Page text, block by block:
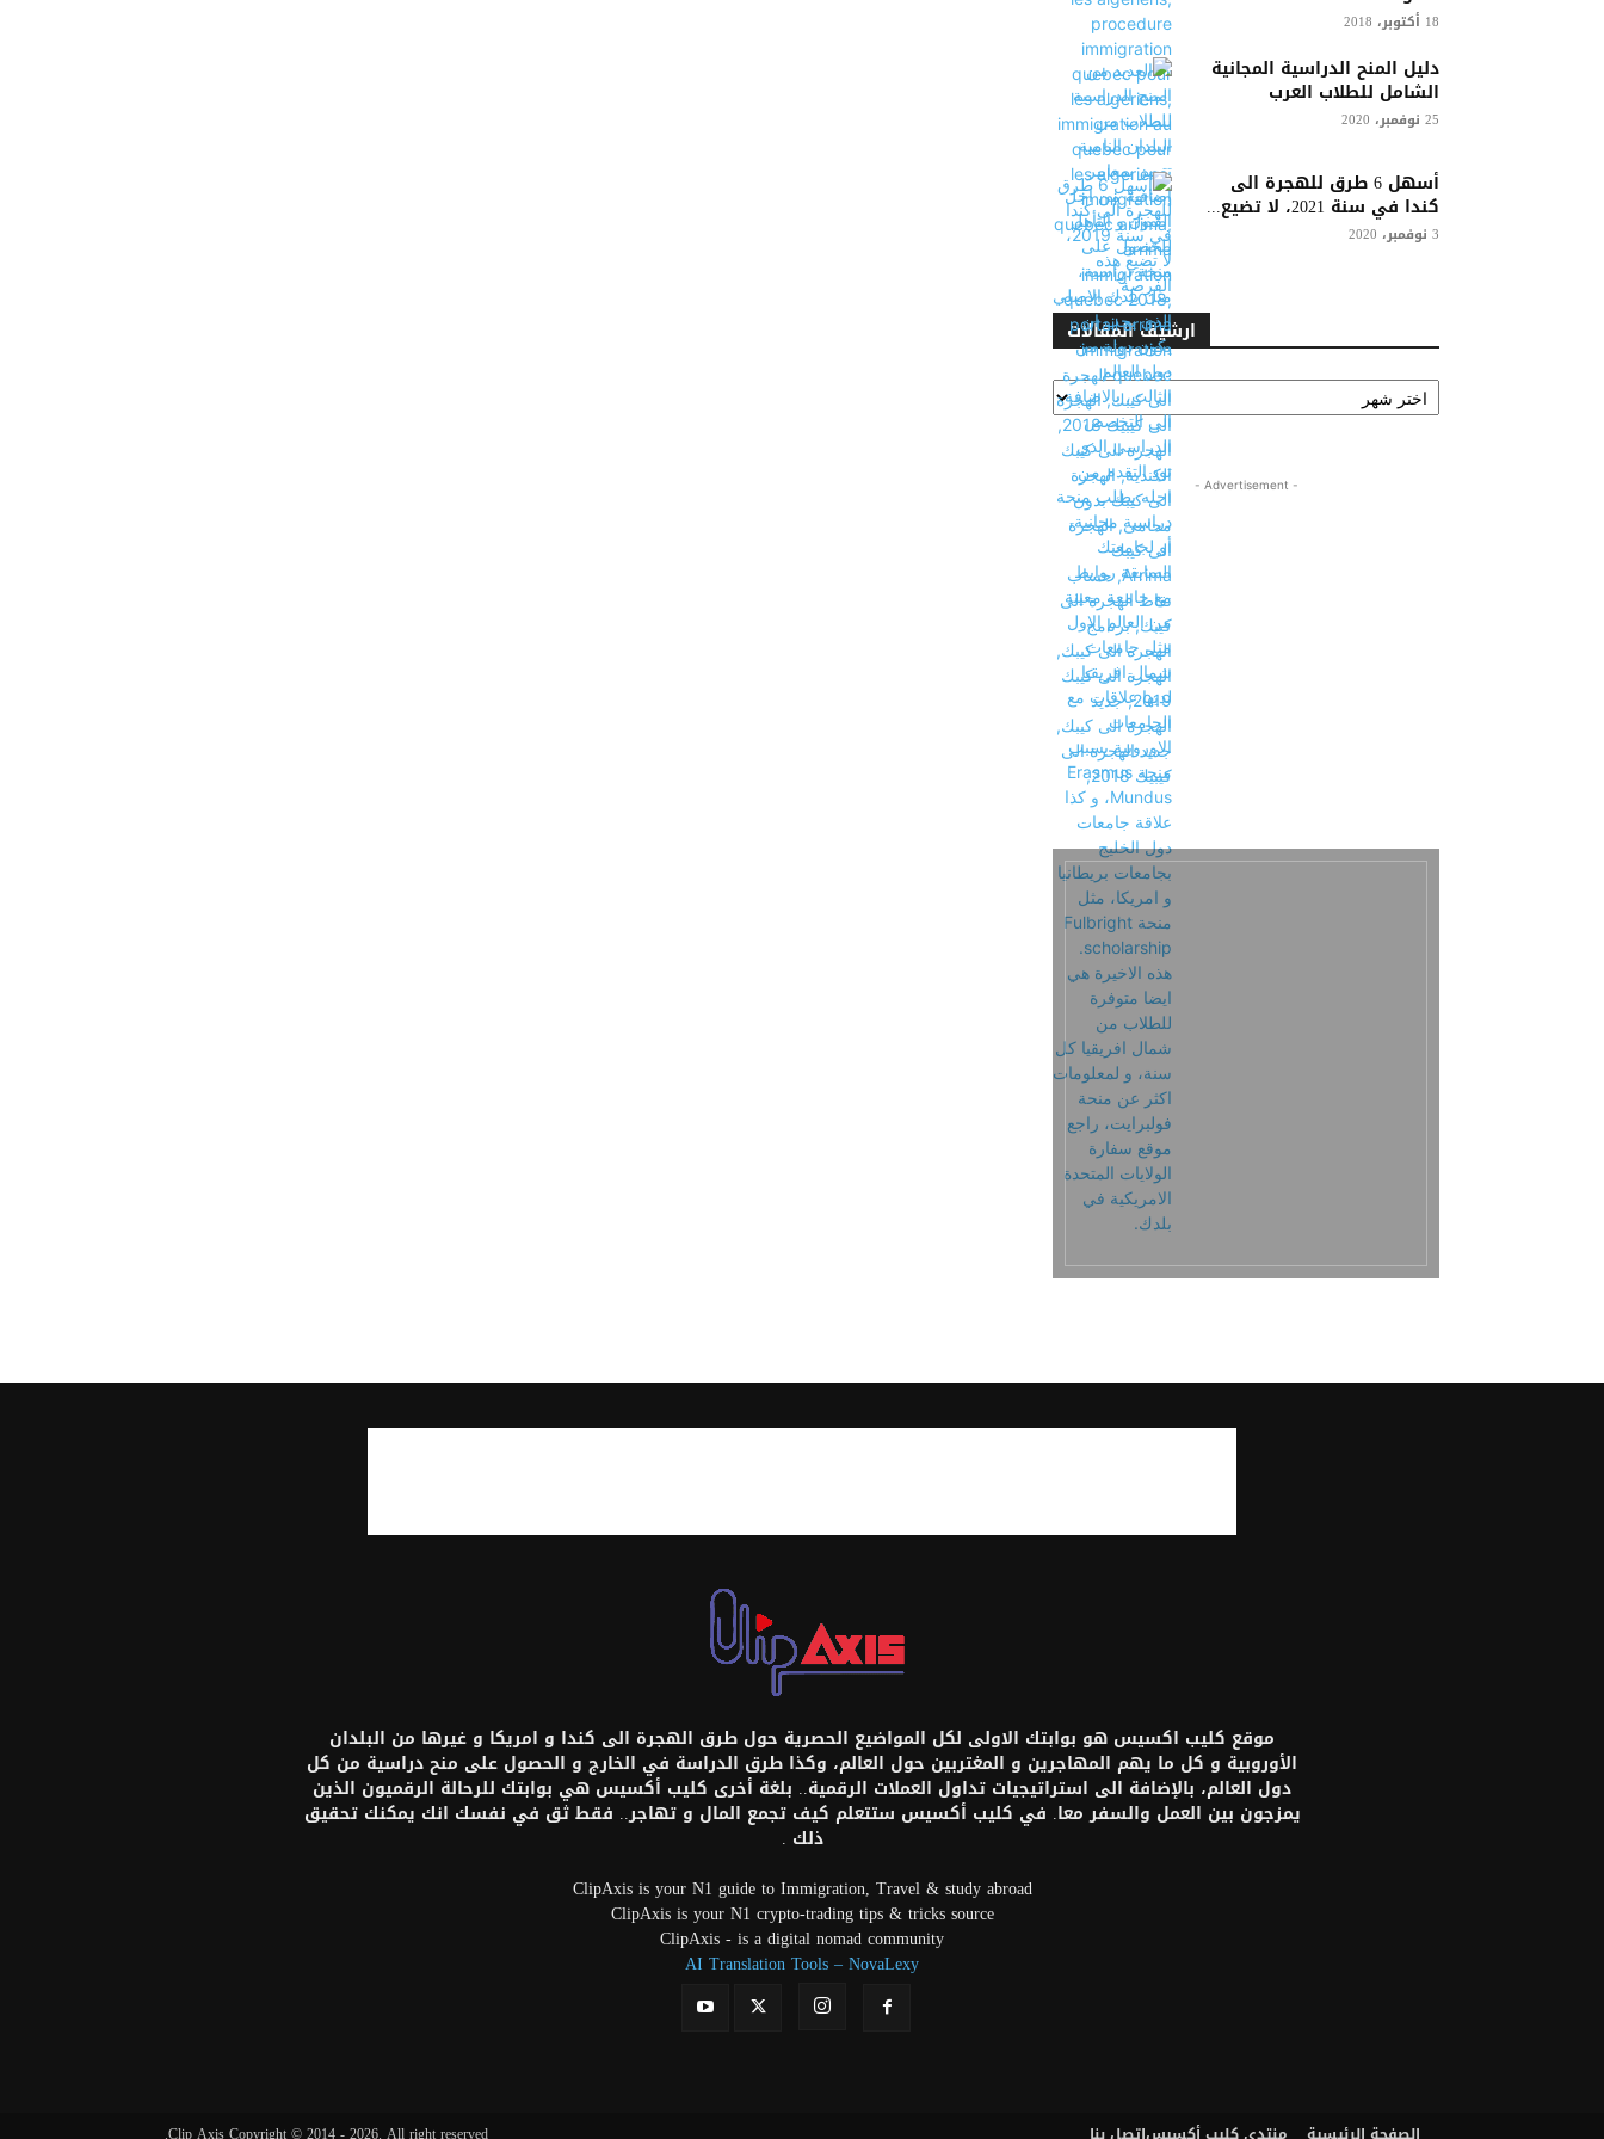
18 أكتوبر، 2018
دليل المنح الدراسية المجانية
الشامل للطلاب العرب
25 نوفمبر، 2020
أسهل 6 طرق للهجرة الى
كندا في سنة 2021، لا تضيع...
3 نوفمبر، 2020
ارشيف المقالات
ارشيف
المقالات
- Advertisement -
موقع كليب اكسيس هو بوابتك الاولى لكل المواضيع الحصرية حول طرق الهجرة الى كندا و امريكا و غيرها من البلدان
الأوروبية و كل ما يهم المهاجرين و المغتربين حول العالم، وكذا طرق الدراسة في الخارج و الحصول على منح دراسية من كل
دول العالم، بالإضافة الى استراتيجيات تداول العملات الرقمية.. بلغة أخرى كليب أكسيس هي بوابتك للرحالة الرقميون الذين
يمزجون بين العمل والسفر معا. في كليب أكسيس ستتعلم كيف تجمع المال و تهاجر.. فقط ثق في نفسك انك يمكنك تحقيق
ذلك .
ClipAxis is your N1 guide to Immigration, Travel & study abroad
ClipAxis is your N1 crypto-trading tips & tricks source
ClipAxis - is a digital nomad community
AI Translation Tools – NovaLexy